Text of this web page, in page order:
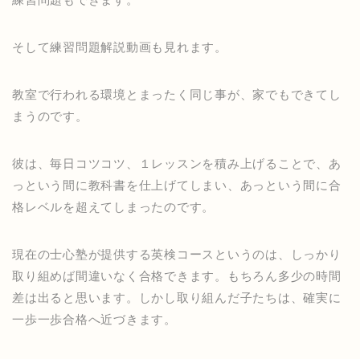
そして練習問題解説動画も見れます。
教室で行われる環境とまったく同じ事が、家でもできてし
まうのです。
彼は、毎日コツコツ、１レッスンを積み上げることで、あ
っという間に教科書を仕上げてしまい、あっという間に合
格レベルを超えてしまったのです。
現在の士心塾が提供する英検コースというのは、しっかり
取り組めば間違いなく合格できます。もちろん多少の時間
差は出ると思います。しかし取り組んだ子たちは、確実に
一歩一歩合格へ近づきます。